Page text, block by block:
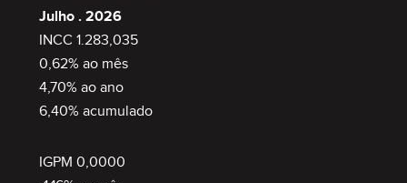
SEMIMOBILIADO
Julho . 2026
INCC 1.283,035
0,62% ao mês
4,70% ao ano
6,40% acumulado
IGPM 0,0000